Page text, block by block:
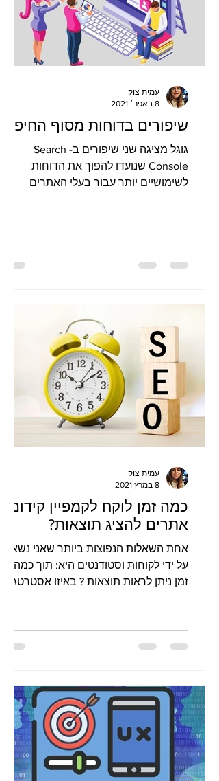
שיפורים בדוחות מסוף החיפוש
גוגל מציגה שני שיפורים ב- Search
Console שנועדו להפוך את הדוחות
לשימושיים יותר עבור בעלי האתרים
עמית צוק
8 באפר׳ 2021
כמה זמן לוקח לקמפיין קידום
אתרים להציג תוצאות?
אחת השאלות הנפוצות ביותר שאני
על ידי לקוחות וסטודנטים היא: תוך כמה
זמן ניתן לראות תוצאות ? באיזו אסטרטגייה
עמית צוק
8 במרץ 2021